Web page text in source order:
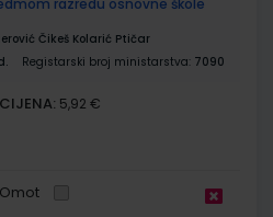
razredu osnovne škole
Čikeš Kolarić Ptičar
Registarski broj ministarstva: 7090
CIJENA: 5,92 €
Omot